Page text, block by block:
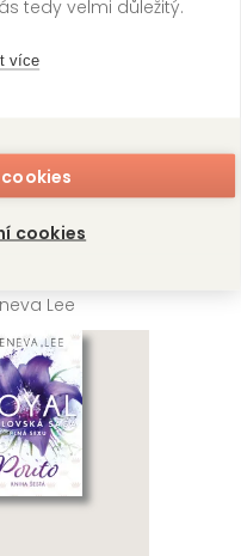
tedy velmi důležitý.
více
cookies
Lee